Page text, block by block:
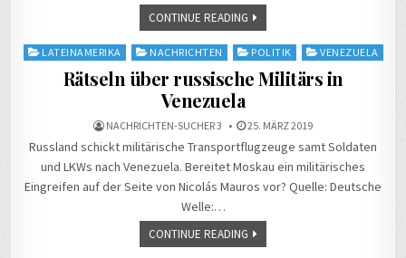
CONTINUE READING
Posted
LATEINAMERIKA NACHRICHTEN POLITIK VENEZUELA
Rätseln über russische Militärs in
Venezuela
NACHRICHTEN-SUCHER 3 25. MÄRZ 2019
Russland schickt militärische Transportflugzeuge samt Soldaten
und LKWs nach Venezuela. Bereitet Moskau ein militärisches
Eingreifen auf der Seite von Nicolás Mauros vor? Quelle: Deutsche
Welle:…
CONTINUE READING